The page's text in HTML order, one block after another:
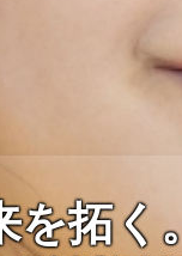
拓く。